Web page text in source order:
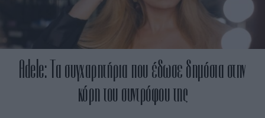
Adele: Τα συγχαρητήρια που έδωσε δημόσια στην
κόρη του συντρόφου της